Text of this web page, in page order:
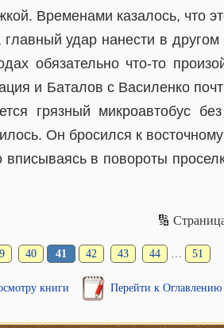
Временами казалось, что
удар нанести в
обязательно что-то
и Баталов с Василенко
грязный микроавтобус
Он бросился к восточному
в повороты
🔢
40 41 42 43 44 … 51
книги Перейти к Оглавлению